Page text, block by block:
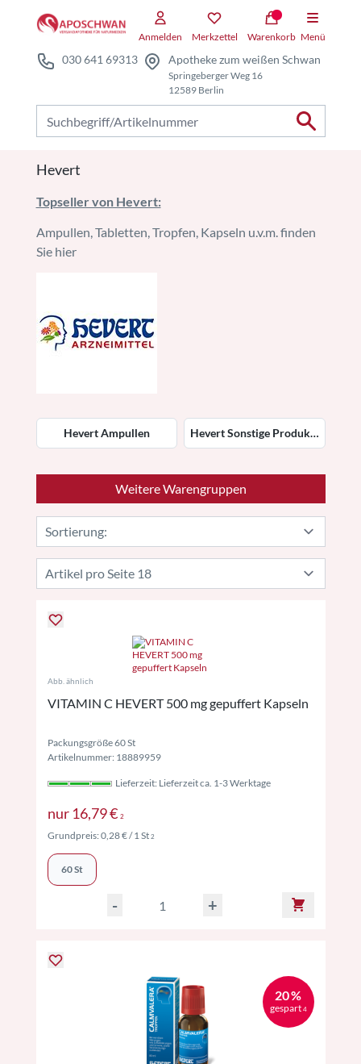
Anmelden Merkzettel Warenkorb Menü
030 641 69313 Apotheke zum weißen Schwan
Springeberger Weg 16
12589 Berlin
Hevert
Topseller von Hevert:
Ampullen, Tabletten, Tropfen, Kapseln u.v.m. finden
Sie hier
Hevert Ampullen Hevert Sonstige Produkte
Weitere Warengruppen
Abb. ähnlich
VITAMIN C HEVERT 500 mg gepuffert Kapseln
Packungsgröße 60 St
Artikelnummer: 18889959
Lieferzeit: Lieferzeit ca. 1-3 Werktage
nur 16,79 € 2Preise inkl. MwSt. ggf. zzgl. Versand
Grundpreis:0,28 €/ 1 St 2Preise inkl. MwSt. ggf. zzgl. Versand
60 St
- +
20 %
gespart 4